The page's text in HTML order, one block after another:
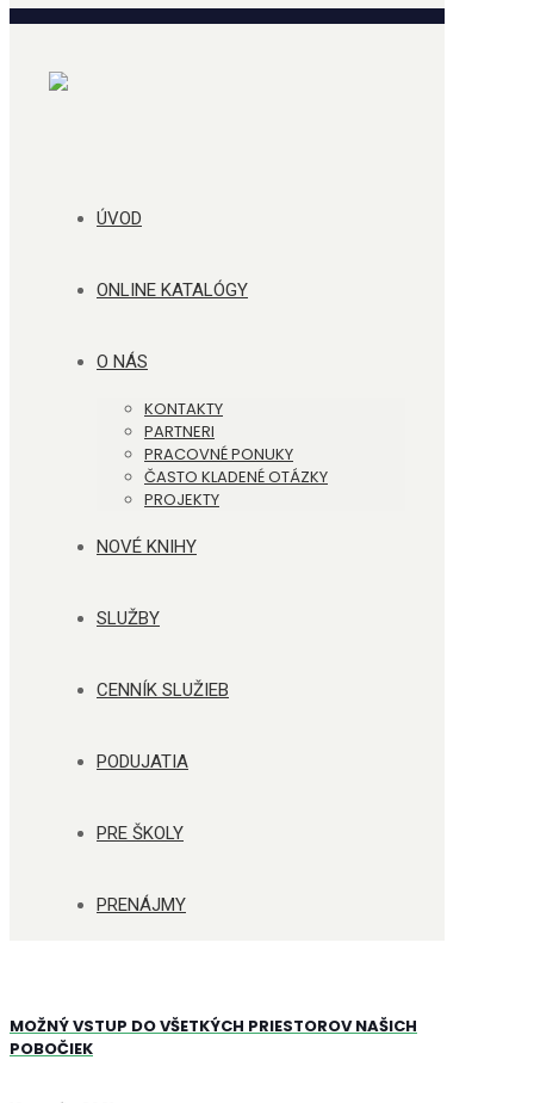
ÚVOD
ONLINE KATALÓGY
O NÁS
KONTAKTY
PARTNERI
PRACOVNÉ PONUKY
ČASTO KLADENÉ OTÁZKY
PROJEKTY
NOVÉ KNIHY
SLUŽBY
CENNÍK SLUŽIEB
PODUJATIA
PRE ŠKOLY
PRENÁJMY
MOŽNÝ VSTUP DO VŠETKÝCH PRIESTOROV NAŠICH
POBOČIEK